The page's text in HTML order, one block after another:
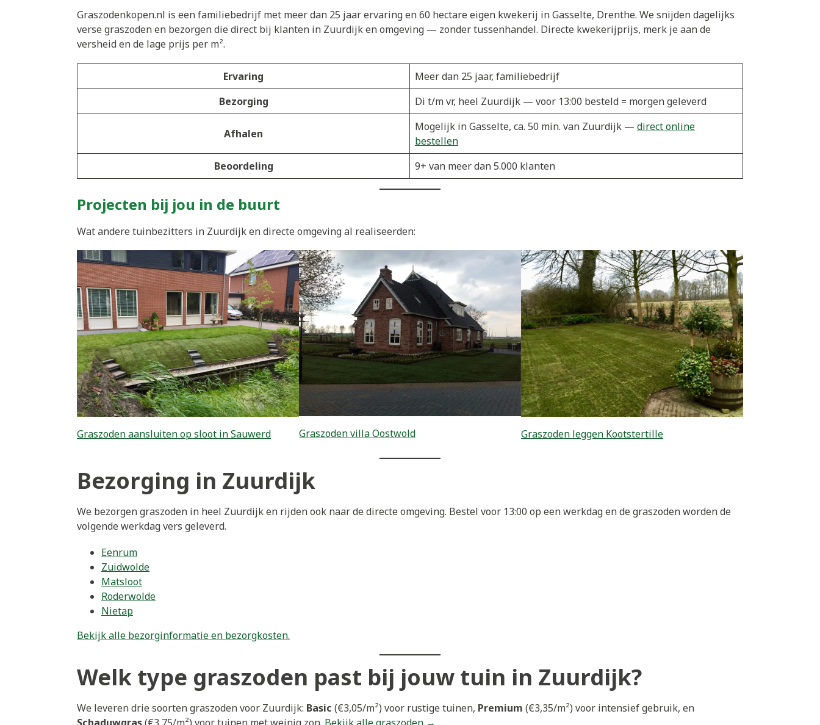
Graszodenkopen.nl is een familiebedrijf met meer dan 25 jaar ervaring en 60 hectare eigen kwekerij in Gasselte, Drenthe. We snijden dagelijks
verse graszoden en bezorgen die direct bij klanten in Zuurdijk en omgeving — zonder tussenhandel. Directe kwekerijprijs, merk je aan de
versheid en de lage prijs per m².
Ervaring
Meer dan 25 jaar, familiebedrijf
Bezorging
Di t/m vr, heel Zuurdijk — voor 13:00 besteld = morgen geleverd
Afhalen
Mogelijk in Gasselte, ca. 50 min. van Zuurdijk — direct online
bestellen
Beoordeling
9+ van meer dan 5.000 klanten
Projecten bij jou in de buurt
Wat andere tuinbezitters in Zuurdijk en directe omgeving al realiseerden:
Graszoden aansluiten op sloot in Sauwerd Graszoden villa Oostwold Graszoden leggen Kootstertille
Bezorging in Zuurdijk
We bezorgen graszoden in heel Zuurdijk en rijden ook naar de directe omgeving. Bestel voor 13:00 op een werkdag en de graszoden worden de
volgende werkdag vers geleverd.
Eenrum
Zuidwolde
Matsloot
Roderwolde
Nietap
Bekijk alle bezorginformatie en bezorgkosten.
Welk type graszoden past bij jouw tuin in Zuurdijk?
We leveren drie soorten graszoden voor Zuurdijk: Basic (€3,05/m²) voor rustige tuinen, Premium (€3,35/m²) voor intensief gebruik, en